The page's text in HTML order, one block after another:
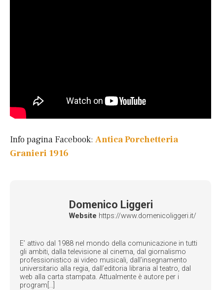
Info pagina Facebook: Antica Porchetteria
Granieri 1916
Domenico Liggeri
Website https://www.domenicoliggeri.it/
E’ attivo dal 1988 nel mondo della comunicazione in tutti
gli ambiti, dalla televisione al cinema, dal giornalismo
professionistico ai video musicali, dall’insegnamento
universitario alla regia, dall’editoria libraria al teatro, dal
web alla carta stampata. Attualmente è autore per i
program[...]